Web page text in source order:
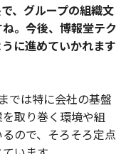
、グループの組織文
。今後、博報堂テク
に進めていかれます
では特に会社の基盤
取り巻く環境や組
ので、そろそろ定点